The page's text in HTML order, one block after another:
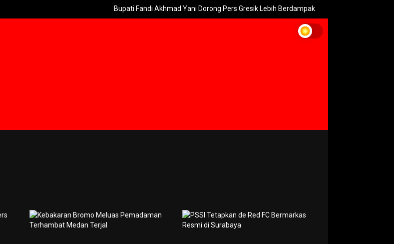
Bupati Fandi Akhmad Yani Dorong Pers Gresik Lebih Berdampak Kebakaran Bromo